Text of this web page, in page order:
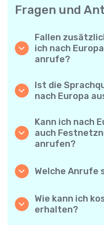
Fragen und
Fallen
ich nach
anrufe?
nur für die
versteckten
Ist die
nach Europa
Anrufe, sodass
Sie mit
sprechen – selbst
der Welt ist.
Kann ich nach
auch
anrufen?
Handys – Sie
Welche Anrufe
kostenlos, wenn
verwenden und
sind. Wählen Sie
Wie kann ich
erhalten?